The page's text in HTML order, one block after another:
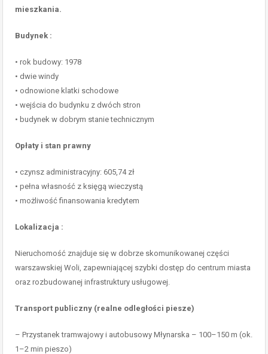
mieszkania.
Budynek :
• rok budowy: 1978
• dwie windy
• odnowione klatki schodowe
• wejścia do budynku z dwóch stron
• budynek w dobrym stanie technicznym
Opłaty i stan prawny
• czynsz administracyjny: 605,74 zł
• pełna własność z księgą wieczystą
• możliwość finansowania kredytem
Lokalizacja :
Nieruchomość znajduje się w dobrze skomunikowanej części
warszawskiej Woli, zapewniającej szybki dostęp do centrum miasta
oraz rozbudowanej infrastruktury usługowej.
Transport publiczny (realne odległości piesze)
– Przystanek tramwajowy i autobusowy Młynarska – 100–150 m (ok.
1–2 min pieszo)